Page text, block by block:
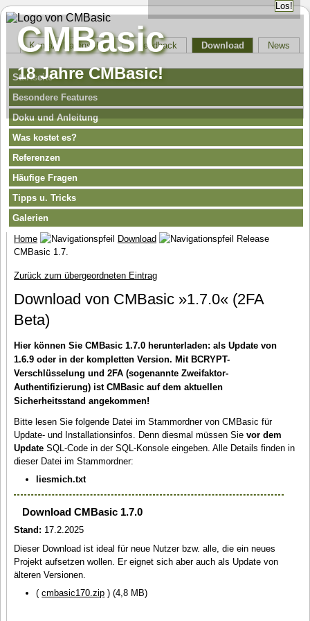
CMBasic
18 Jahre CMBasic!
Kontakt/Datenschutz Feedback Download News
Startseite
Besondere Features
Doku und Anleitung
Was kostet es?
Referenzen
Häufige Fragen
Tipps u. Tricks
Galerien
Home
Download
Release
CMBasic 1.7.
Zurück zum übergeordneten Eintrag
Download von CMBasic »1.7.0« (2FA
Beta)
Hier können Sie CMBasic 1.7.0 herunterladen: als Update von
1.6.9 oder in der kompletten Version. Mit BCRYPT-
Verschlüsselung und 2FA (sogenannte Zweifaktor-
Authentifizierung) ist CMBasic auf dem aktuellen
Sicherheitsstand angekommen!
Bitte lesen Sie folgende Datei im Stammordner von CMBasic für
Update- und Installationsinfos. Denn diesmal müssen Sie vor dem
Update SQL-Code in der SQL-Konsole eingeben. Alle Details finden in
dieser Datei im Stammordner:
liesmich.txt
Download CMBasic 1.7.0
Stand: 17.2.2025
Dieser Download ist ideal für neue Nutzer bzw. alle, die ein neues
Projekt aufsetzen wollen. Er eignet sich aber auch als Update von
älteren Versionen.
(cmbasic170.zip ) (4,8 MB)